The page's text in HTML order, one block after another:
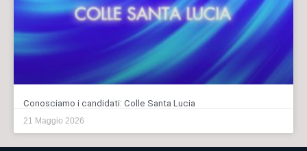
Conosciamo i candidati: Colle Santa Lucia
21 Maggio 2026